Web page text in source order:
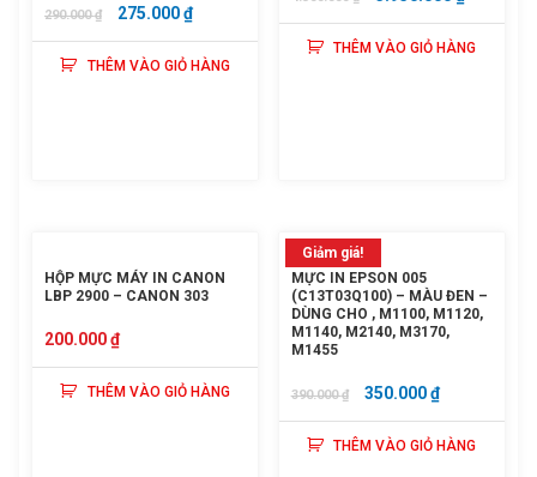
290.000₫
GIÁ
GỐC
LÀ:
275.000₫GIÁ
HIỆN
TẠI
THÊM VÀO GIỎ HÀNG
GỐC
LÀ:
HIỆN
TẠI
THÊM VÀO GIỎ HÀNG
HỘP MỰC MÁY IN CANON
LBP 2900 – CANON 303
200.000₫
THÊM VÀO GIỎ HÀNG
Giảm giá!
MỰC IN EPSON 005
(C13T03Q100) – MÀU ĐEN –
DÙNG CHO , M1100, M1120,
M1140, M2140, M3170,
M1455
390.000₫
GIÁ
GỐC
LÀ:
350.000₫GIÁ
HIỆN
TẠI
THÊM VÀO GIỎ HÀNG